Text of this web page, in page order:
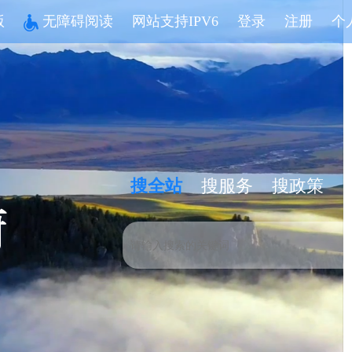
无障碍阅读 网站支持IPV6 登录 注册 个
搜全站 搜服务 搜政策